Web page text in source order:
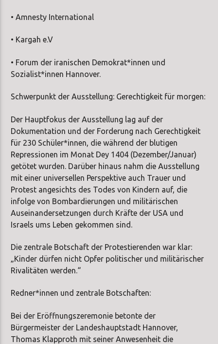
• Amnesty International
• Kargah e.V
• Forum der iranischen Demokrat*innen und
Sozialist*innen Hannover.
Schwerpunkt der Ausstellung: Gerechtigkeit für morgen:
Der Hauptfokus der Ausstellung lag auf der
Dokumentation und der Forderung nach Gerechtigkeit
für 230 Schüler*innen, die während der blutigen
Repressionen im Monat Dey 1404 (Dezember/Januar)
getötet wurden. Darüber hinaus nahm die Ausstellung
mit einer universellen Perspektive auch Trauer und
Protest angesichts des Todes von Kindern auf, die
infolge von Bombardierungen und militärischen
Auseinandersetzungen durch Kräfte der USA und
Israels ums Leben gekommen sind.
Die zentrale Botschaft der Protestierenden war klar:
„Kinder dürfen nicht Opfer politischer und militärischer
Rivalitäten werden.“
Redner*innen und zentrale Botschaften:
Bei der Eröffnungszeremonie betonte der
Bürgermeister der Landeshauptstadt Hannover,
Thomas Klapproth mit seiner Anwesenheit die